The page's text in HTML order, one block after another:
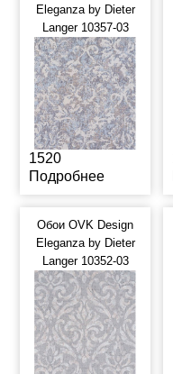
Eleganza by Dieter
Langer 10357-03
1520
Подробнее
Обои OVK Design
Eleganza by Dieter
Langer 10352-03